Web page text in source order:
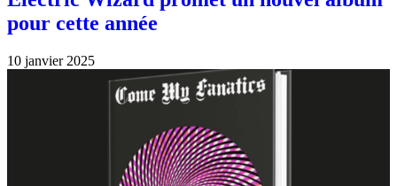
pour cette année
10 janvier 2025